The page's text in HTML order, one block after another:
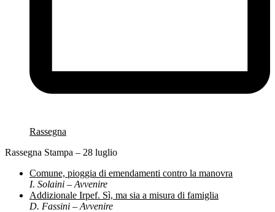
Rassegna
Rassegna Stampa – 28 luglio
Comune, pioggia di emendamenti contro la manovra
I. Solaini – Avvenire
Addizionale Irpef. Sì, ma sia a misura di famiglia
D. Fassini – Avvenire